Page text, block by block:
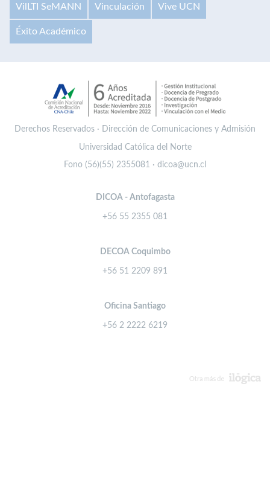
VilLTI SeMANN Vinculación Vive UCN
Éxito Académico
Derechos Reservados · Dirección de Comunicaciones y Admisión
Universidad Católica del Norte
Fono (56)(55) 2355081 · dicoa@ucn.cl
DICOA - Antofagasta
+56 55 2355 081
DECOA Coquimbo
+56 51 2209 891
Oficina Santiago
+56 2 2222 6219